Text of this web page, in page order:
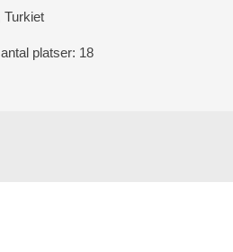
Turkiet
platser: 18